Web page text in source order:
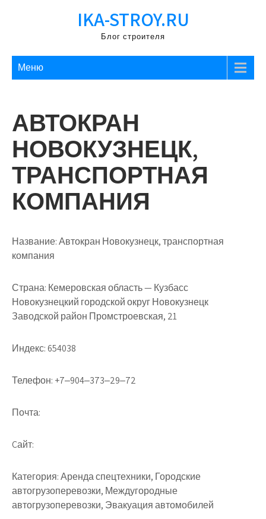
IKA-STROY.RU
Блог строителя
Меню
АВТОКРАН
НОВОКУЗНЕЦК,
ТРАНСПОРТНАЯ
КОМПАНИЯ
Название:Автокран Новокузнецк, транспортная
компания
Страна: Кемеровская область — Кузбасс
Новокузнецкий городской округ Новокузнецк
Заводской район Промстроевская, 21
Индекс:654038
Телефон: +7‒904‒373‒29‒72
Почта:
Cайт:
Категория:Аренда спецтехники, Городские
автогрузоперевозки, Междугородные
автогрузоперевозки, Эвакуация автомобилей